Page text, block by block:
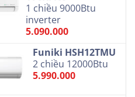
1 chiều 9000Btu
inverter
5.090.000
Funiki HSH12TMU
2 chiều 12000Btu
5.990.000